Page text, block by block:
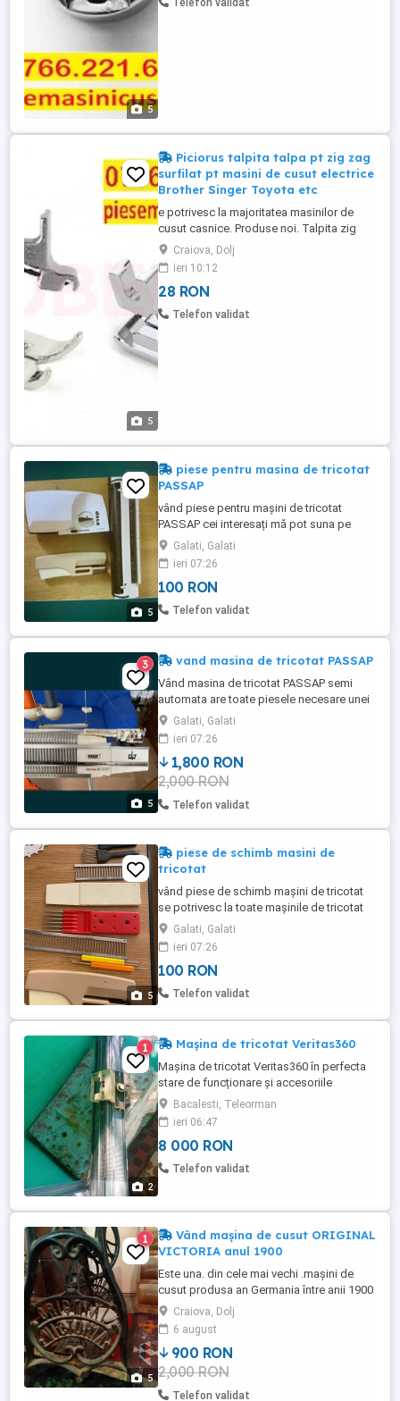
5
Telefon validat
5
Piciorus talpita talpa pt zig zag
surfilat pt masini de cusut electrice
Brother Singer Toyota etc
e potrivesc la majoritatea masinilor de
cusut casnice. Produse noi. Talpita zig
zag (cea standard, cu care vine masina
din fabrica) = 28lei Adaptor prindere
rapida pt talpite = 28lei Adaptor prindere
inalt (high-shank) = 31lei Piciorus zig zag
masini casnice = 32lei. Avem disponibile
Craiova, Dolj
ieri 10:12
28 RON
Telefon validat
5
piese pentru masina de tricotat
PASSAP
vând piese pentru mașini de tricotat
PASSAP cei interesați mă pot suna pe
telefon Vând cartele originale pentru
mașina de tricotat PASSAP cu dilerite
modele cei interesați sunați la telefon
Fiecare piesă are preț
Galati, Galati
ieri 07:26
100 RON
Telefon validat
5
3 vand masina de tricotat PASSAP
Vând masina de tricotat PASSAP semi
automata are toate piesele necesare unei
mașini de tricotat Daca te interesează
masina te pot iniția pe ea se lucrează
foarte ușor este o masina cu doua fonturi
din metal solida Are carte tehnica cu
schite si modele poti să-ți faci un atelier la
tine acasă fără ...
Galati, Galati
ieri 07:26
1,800 RON
2,000 RON
Telefon validat
5
piese de schimb masini de
tricotat
vând piese de schimb mașini de tricotat
se potrivesc la toate mașinile de tricotat
vând cartele pentru mașina de tricotat
PASSAP + perforator cartele vând pieptini
pentru mașini de tricotat pieptene lung cat
mașina preț pentru fiecare piesă
Galati, Galati
ieri 07:26
100 RON
Telefon validat
2
1 Mașina de tricotat Veritas360
Mașina de tricotat Veritas360 în perfecta
stare de funcționare și accesoriile
acesteia + 100 ace de rezerva. Schimb cu
autoturism. Rog curioșii sa se abțina.
Bacalesti, Teleorman
ieri 06:47
8 000 RON
Telefon validat
5
1
Vând mașina de cusut ORIGINAL
VICTORIA anul 1900
Este una. din cele mai vechi .mașini de
cusut produsa an Germania între anii 1900
și 1920. Seria din foto.E in stare de
funcționare.
Craiova, Dolj
6 august
900 RON
2,000 RON
Telefon validat